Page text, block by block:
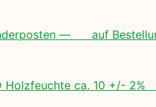
— auf
Holzfeuchte ca. 10 +/-